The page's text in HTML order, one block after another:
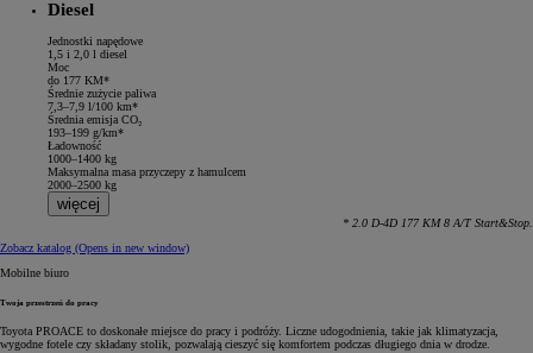
Diesel
Jednostki napędowe
1,5 i 2,0 l diesel
Moc
do 177 KM*
Średnie zużycie paliwa
7,3–7,9 l/100 km*
Średnia emisja CO₂
193–199 g/km*
Ładowność
1000–1400 kg
Maksymalna masa przyczepy z hamulcem
2000–2500 kg
więcej
* 2.0 D-4D 177 KM 8 A/T Start&Stop.
Zobacz katalog (Opens in new window)
Mobilne biuro
Twoja przestrzeń do pracy
Toyota PROACE to doskonałe miejsce do pracy i podróży. Liczne udogodnienia, takie jak klimatyzacja,
wygodne fotele czy składany stolik, pozwalają cieszyć się komfortem podczas długiego dnia w drodze.